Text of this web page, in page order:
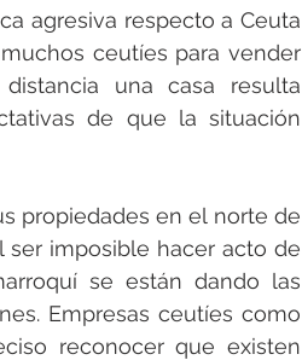
agresiva respecto a Ceuta
ceutíes para vender
una casa resulta
de que la situación
propiedades en el norte de
ser imposible hacer acto de
se están dando las
Empresas ceutíes como
reconocer que existen